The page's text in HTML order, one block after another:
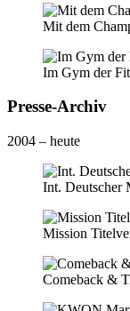
Mit dem
Im Gym der
Presse-Archiv
2004 – heute
Int. Deutscher
Mission
Comeback &